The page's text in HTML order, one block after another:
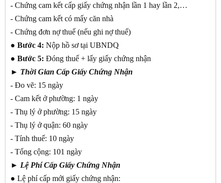
- Chứng cam kết cấp giấy chứng nhận lần 1 hay lần 2,…
- Chứng cam kết có mấy căn nhà
- Chứng đơn nợ thuế (nếu ghi nợ thuế)
● Bước 4: Nộp hồ sơ tại UBNDQ
● Bước 5: Đóng thuế + lấy giấy chứng nhận
► Thời Gian Cấp Giấy Chứng Nhận
- Đo vẽ: 15 ngày
- Cam kết ở phường: 1 ngày
- Thụ lý ở phường: 15 ngày
- Thụ lý ở quận: 60 ngày
- Tính thuế: 10 ngày
- Tổng cộng: 101 ngày
► Lệ Phí Cấp Giấy Chứng Nhận
● Lệ phí cấp mới giấy chứng nhận: